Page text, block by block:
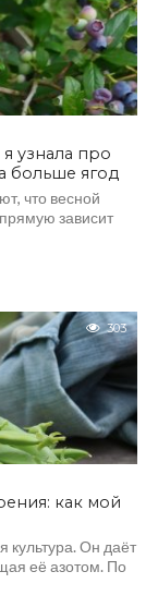
узнала про
больше ягод
что весной
зависит
303
как мой
культура. Он даёт
её азотом. По